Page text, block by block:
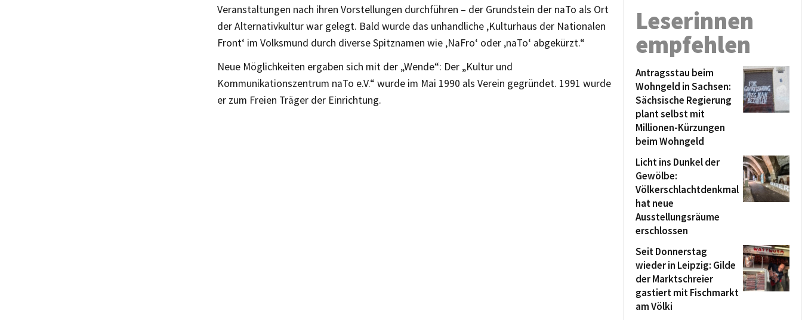
Veranstaltungen nach ihren Vorstellungen durchführen – der Grundstein der naTo als Ort
der Alternativkultur war gelegt. Bald wurde das unhandliche ‚Kulturhaus der Nationalen
Front‘ im Volksmund durch diverse Spitznamen wie ‚NaFro‘ oder ‚naTo‘ abgekürzt.“
Neue Möglichkeiten ergaben sich mit der „Wende“: Der „Kultur und
Kommunikationszentrum naTo e.V.“ wurde im Mai 1990 als Verein gegründet. 1991 wurde
er zum Freien Träger der Einrichtung.
Leserinnen
empfehlen
Antragsstau beim
Wohngeld in Sachsen:
Sächsische Regierung
plant selbst mit
Millionen-Kürzungen
beim Wohngeld
Licht ins Dunkel der
Gewölbe:
Völkerschlachtdenkmal
hat neue
Ausstellungsräume
erschlossen
Seit Donnerstag
wieder in Leipzig: Gilde
der Marktschreier
gastiert mit Fischmarkt
am Völki